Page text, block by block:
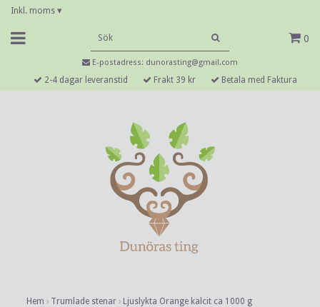
Inkl. moms ▾
0
E-postadress: dunorasting@gmail.com
2-4 dagar leveranstid Frakt 39 kr Betala med Faktura
Hem › Trumlade stenar › Ljuslykta Orange kalcit ca 1000 g